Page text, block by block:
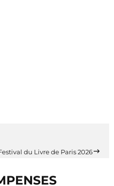
du Livre de Paris 2026